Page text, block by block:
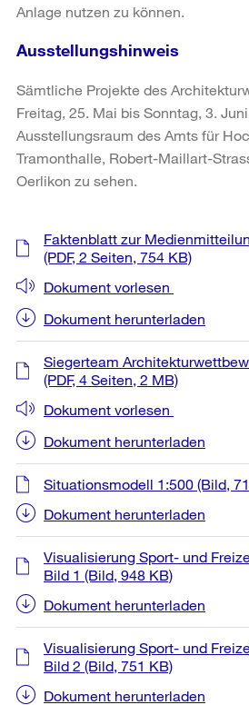
Anlage nutzen zu können.
Ausstellungshinweis
Sämtliche Projekte des
Freitag, 25. Mai bis Sonntag, 3.
Ausstellungsraum des Amts für
Tramonthalle, Robert-Maillart-
Oerlikon zu sehen.
Weitere
Informationen
Faktenblatt zur
(PDF, 2 Seiten, 754 KB)
Dokument vorlesen
Dokument herunterladen
Siegerteam
(PDF, 4 Seiten, 2 MB)
Dokument vorlesen
Dokument herunterladen
Situationsmodell 1:500 (Bild,
Dokument herunterladen
Visualisierung Sport- und
Bild 1 (Bild, 948 KB)
Dokument herunterladen
Visualisierung Sport- und
Bild 2 (Bild, 751 KB)
Dokument herunterladen